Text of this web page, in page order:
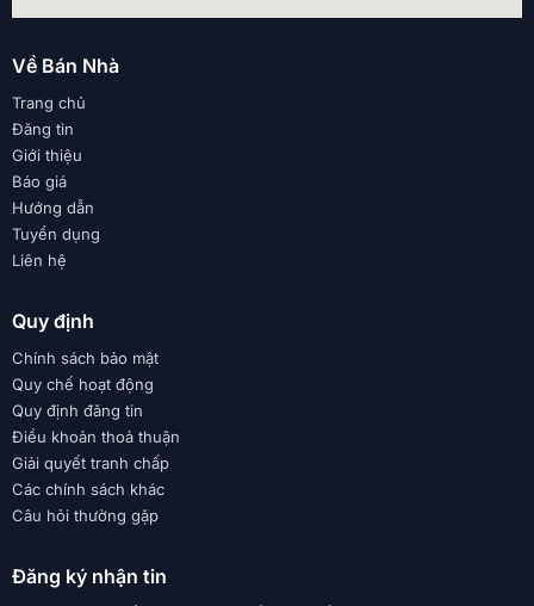
Về Bán Nhà
Trang chủ
Đăng tin
Giới thiệu
Báo giá
Hướng dẫn
Tuyển dụng
Liên hệ
Quy định
Chính sách bảo mật
Quy chế hoạt động
Quy định đăng tin
Điều khoản thoả thuận
Giải quyết tranh chấp
Các chính sách khác
Câu hỏi thường gặp
Đăng ký nhận tin